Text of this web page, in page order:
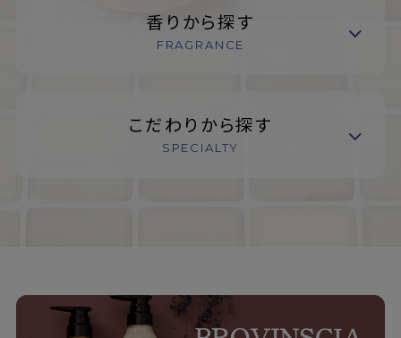
香りから探す
FRAGRANCE
こだわりから探す
SPECIALTY